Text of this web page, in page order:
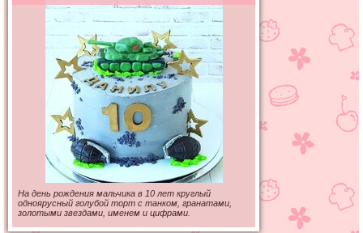
На день рождения мальчика в 10 лет круглый
одноярусный голубой торт с танком, гранатами,
золотыми звездами, именем и цифрами.